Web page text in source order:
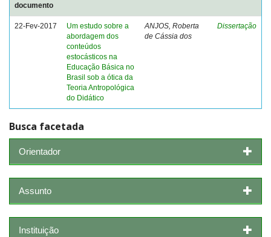
documento
22-Fev-2017
Um estudo sobre a
abordagem dos
conteúdos
estocásticos na
Educação Básica no
Brasil sob a ótica da
Teoria Antropológica
do Didático
ANJOS, Roberta
de Cássia dos
Dissertação
Busca facetada
Orientador
Assunto
Instituição